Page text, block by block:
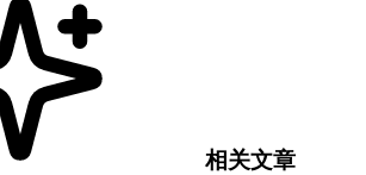
相关文章